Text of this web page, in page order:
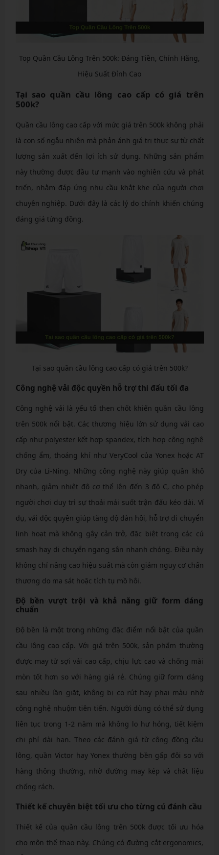
Top Quần Cầu Lông Trên 500k: Đáng Tiền, Chính Hãng,
Hiệu Suất Đỉnh Cao
Tại sao quần cầu lông cao cấp có giá trên
500k?
Quần cầu lông cao cấp với mức giá trên 500k không phải
là con số ngẫu nhiên mà phản ánh giá trị thực sự từ chất
lượng sản xuất đến lợi ích sử dụng. Những sản phẩm
này thường được đầu tư mạnh vào nghiên cứu và phát
triển, nhằm đáp ứng nhu cầu khắt khe của người chơi
chuyên nghiệp. Dưới đây là các lý do chính khiến chúng
đáng giá từng đồng.
Tại sao quần cầu lông cao cấp có giá trên 500k?
Công nghệ vải độc quyền hỗ trợ thi đấu tối đa
Công nghệ vải là yếu tố then chốt khiến quần cầu lông
trên 500k nổi bật. Các thương hiệu lớn sử dụng vải cao
cấp như polyester kết hợp spandex, tích hợp công nghệ
chống ẩm, thoáng khí như VeryCool của Yonex hoặc AT
Dry của Li-Ning. Những công nghệ này giúp quần khô
nhanh, giảm nhiệt độ cơ thể lên đến 3 độ C, cho phép
người chơi duy trì sự thoải mái suốt trận đấu kéo dài. Ví
dụ, vải độc quyền giúp tăng độ đàn hồi, hỗ trợ di chuyển
linh hoạt mà không gây cản trở, đặc biệt trong các cú
smash hay di chuyển ngang sân nhanh chóng. Điều này
không chỉ nâng cao hiệu suất mà còn giảm nguy cơ chấn
thương do ma sát hoặc tích tụ mồ hôi.
Độ bền vượt trội và khả năng giữ form dáng
chuẩn
Độ bền là một trong những đặc điểm nổi bật của quần
cầu lông cao cấp. Với giá trên 500k, sản phẩm thường
được may từ sợi vải cao cấp, chịu lực cao và chống mài
mòn tốt hơn so với hàng giá rẻ. Chúng giữ form dáng
sau nhiều lần giặt, không bị co rút hay phai màu nhờ
công nghệ nhuộm tiên tiến. Người dùng có thể sử dụng
liên tục trong 1-2 năm mà không lo hư hỏng, tiết kiệm
chi phí dài hạn. Theo các đánh giá từ cộng đồng cầu
lông, quần Victor hay Yonex thường bền gấp đôi so với
hàng thông thường, nhờ đường may kép và chất liệu
chống rách.
Thiết kế chuyên biệt tối ưu cho từng cú đánh cầu
Thiết kế của quần cầu lông trên 500k được tối ưu hóa
cho môn thể thao này. Chúng có đường cắt ergonomics,